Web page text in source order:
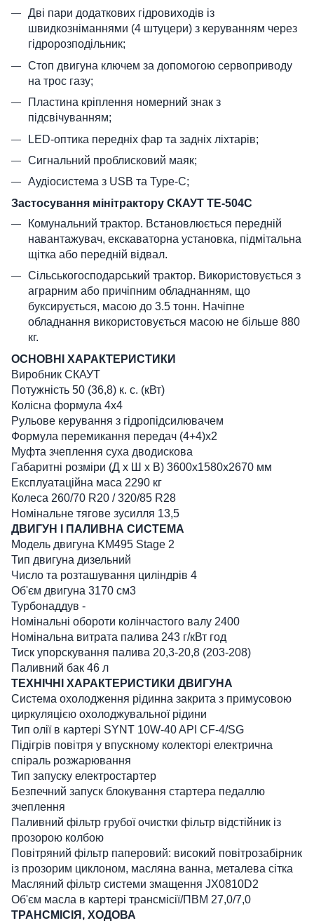
Дві пари додаткових гідровиходів із
швидкозніманнями (4 штуцери) з керуванням через
гідророзподільник;
Стоп двигуна ключем за допомогою сервоприводу
на трос газу;
Пластина кріплення номерний знак з
підсвічуванням;
LED-оптика передніх фар та задніх ліхтарів;
Сигнальний проблисковий маяк;
Аудіосистема з USB та Type-C;
Застосування мінітрактору СКАУТ ТЕ-504С
Комунальний трактор. Встановлюється передній
навантажувач, екскаваторна установка, підмітальна
щітка або передній відвал.
Сільськогосподарський трактор. Використовується з
аграрним або причіпним обладнанням, що
буксирується, масою до 3.5 тонн. Начіпне
обладнання використовується масою не більше 880
кг.
ОСНОВНІ ХАРАКТЕРИСТИКИ
Виробник СКАУТ
Потужність 50 (36,8) к. с. (кВт)
Колісна формула 4х4
Рульове керування з гідропідсилювачем
Формула перемикання передач (4+4)х2
Муфта зчеплення суха дводискова
Габаритні розміри (Д х Ш х В) 3600х1580х2670 мм
Експлуатаційна маса 2290 кг
Колеса 260/70 R20 / 320/85 R28
Номінальне тягове зусилля 13,5
ДВИГУН І ПАЛИВНА СИСТЕМА
Модель двигуна KM495 Stage 2
Тип двигуна дизельний
Число та розташування циліндрів 4
Об'єм двигуна 3170 cм3
Турбонаддув -
Номінальні обороти колінчастого валу 2400
Номінальна витрата палива 243 г/кВт год
Тиск упорскування палива 20,3-20,8 (203-208)
Паливний бак 46 л
ТЕХНІЧНІ ХАРАКТЕРИСТИКИ ДВИГУНА
Система охолодження рідинна закрита з примусовою
циркуляцією охолоджувальної рідини
Тип олії в картері SYNT 10W-40 API CF-4/SG
Підігрів повітря у впускному колекторі електрична
спіраль розжарювання
Тип запуску електростартер
Безпечний запуск блокування стартера педаллю
зчеплення
Паливний фільтр грубої очистки фільтр відстійник із
прозорою колбою
Повітряний фільтр паперовий: високий повітрозабірник
із прозорим циклоном, масляна ванна, металева сітка
Масляний фільтр системи змащення JX0810D2
Об'єм масла в картері трансмісії/ПВМ 27,0/7,0
ТРАНСМІСІЯ, ХОДОВА